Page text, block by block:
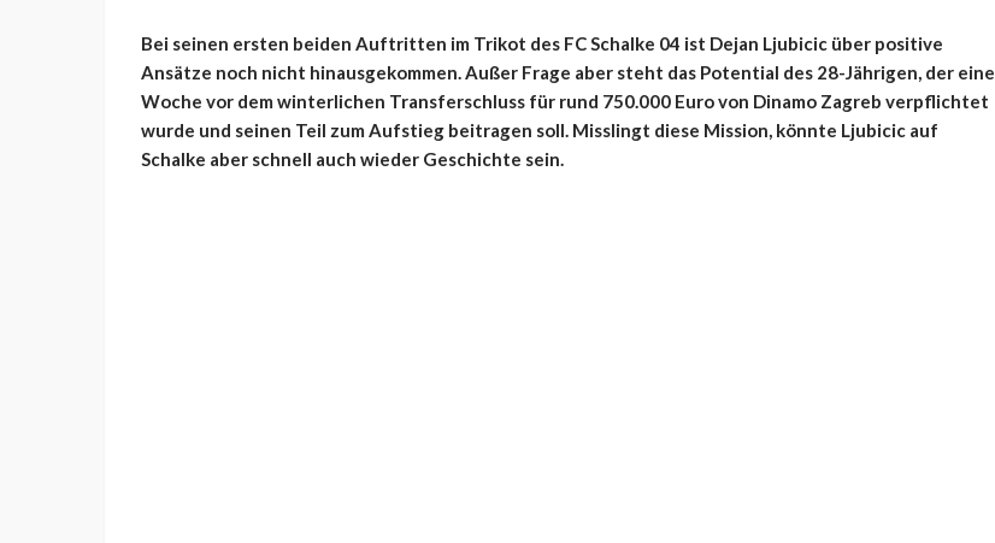
Bei seinen ersten beiden Auftritten im Trikot des FC Schalke 04 ist Dejan Ljubicic über positive
Ansätze noch nicht hinausgekommen. Außer Frage aber steht das Potential des 28-Jährigen, der eine
Woche vor dem winterlichen Transferschluss für rund 750.000 Euro von Dinamo Zagreb verpflichtet
wurde und seinen Teil zum Aufstieg beitragen soll. Misslingt diese Mission, könnte Ljubicic auf
Schalke aber schnell auch wieder Geschichte sein.